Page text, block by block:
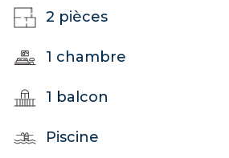
2 pièces
1 chambre
1 balcon
Piscine